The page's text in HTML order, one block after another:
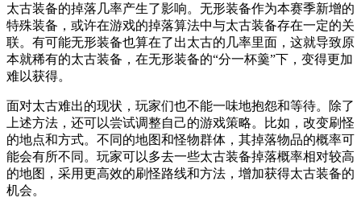
太古装备的掉落几率产生了影响。无形装备作为本赛季新增的
特殊装备，或许在游戏的掉落算法中与太古装备存在一定的关
联。有可能无形装备也算在了出太古的几率里面，这就导致原
本就稀有的太古装备，在无形装备的“分一杯羹”下，变得更加
难以获得。
面对太古难出的现状，玩家们也不能一味地抱怨和等待。除了
上述方法，还可以尝试调整自己的游戏策略。比如，改变刷怪
的地点和方式。不同的地图和怪物群体，其掉落物品的概率可
能会有所不同。玩家可以多去一些太古装备掉落概率相对较高
的地图，采用更高效的刷怪路线和方法，增加获得太古装备的
机会。